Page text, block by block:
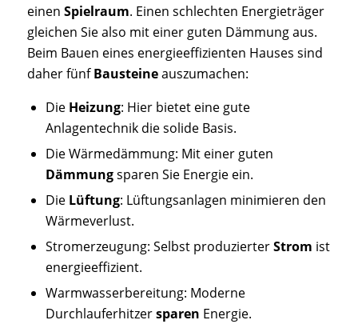
einen Spielraum. Einen schlechten Energieträger
gleichen Sie also mit einer guten Dämmung aus.
Beim Bauen eines energieeffizienten Hauses sind
daher fünfBausteineauszumachen:
Die Heizung: Hier bietet eine gute
Anlagentechnik die solide Basis.
Die Wärmedämmung: Mit einer guten
Dämmungsparen Sie Energie ein.
Die Lüftung: Lüftungsanlagen minimieren den
Wärmeverlust.
Stromerzeugung: Selbst produzierterStrom ist
energieeffizient.
Warmwasserbereitung: Moderne
Durchlauferhitzersparen Energie.